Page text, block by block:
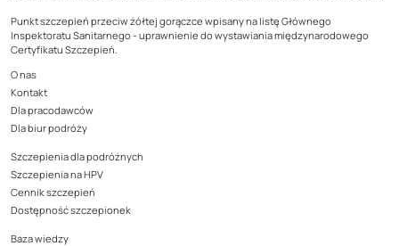
Punkt szczepień przeciw żółtej gorączce wpisany na listę Głównego
Inspektoratu Sanitarnego - uprawnienie do wystawiania międzynarodowego
Certyfikatu Szczepień.
O nas
Kontakt
Dla pracodawców
Dla biur podróży
Szczepienia dla podróżnych
Szczepienia na HPV
Cennik szczepień
Dostępność szczepionek
Baza wiedzy